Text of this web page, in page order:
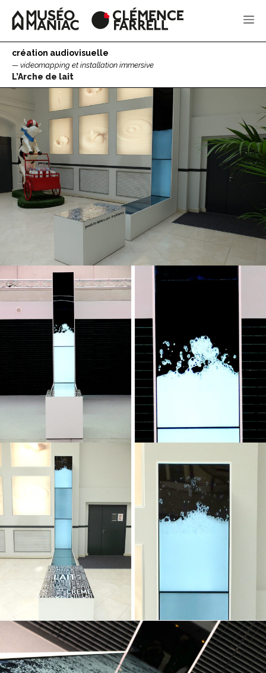
contenu
création audiovisuelle
videomapping et installation immersive
L’Arche de lait